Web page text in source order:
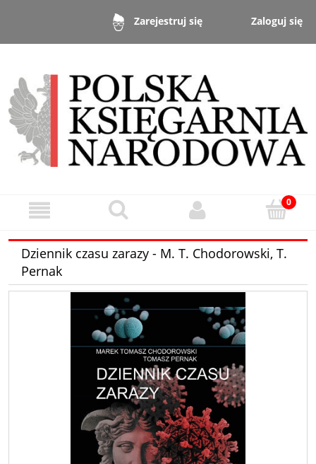
Zarejestruj się Zaloguj się
Dziennik czasu zarazy - M. T. Chodorowski, T.
Pernak